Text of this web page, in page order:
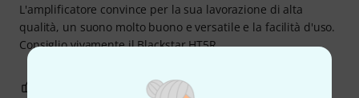
L'amplificatore convince per la sua lavorazione di alta
qualità, un suono molto buono e versatile e la facilità d'uso.
Consiglio vivamente il Blackstar HT5R.
SEGNALA UN ABUSO